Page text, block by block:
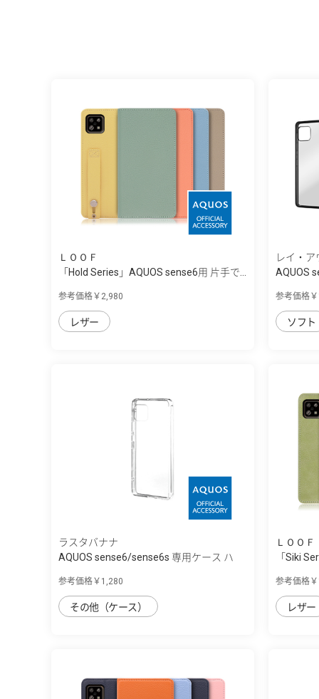
ＬＯＯＦ
「Hold Series」AQUOS sense6用 片手で...
参考価格￥2,980
レザー
レイ・ア
AQUOS
参考価格
ソフト
ラスタバナナ
AQUOS sense6/sense6s 専用ケース ハ
参考価格￥1,280
その他（ケース）
ＬＯＯＦ
「Siki
参考価格
レザー